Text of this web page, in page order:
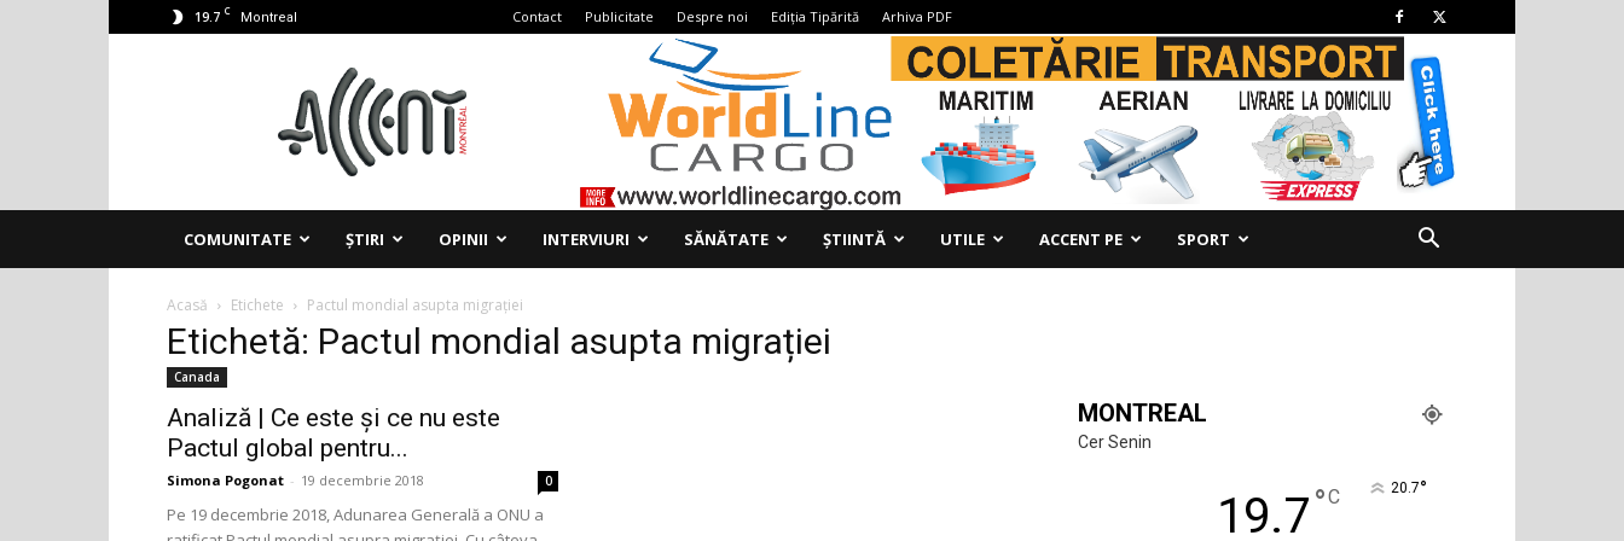
19.7 C Montreal Contact Publicitate Despre noi Ediția Tipărită Arhiva PDF
Montreal
COMUNITATE ȘTIRI OPINII INTERVIURI SĂNĂTATE ȘTIINTĂ UTILE ACCENT PE SPORT
Acasă Etichete Pactul mondial asupta migrației
Etichetă: Pactul mondial asupta migrației
Canada
Analiză | Ce este și ce nu este
Pactul global pentru...
Simona Pogonat - 19 decembrie 2018 0
Pe 19 decembrie 2018, Adunarea Generală a ONU a
MONTREAL
Cer Senin
19.7°C 20.7°